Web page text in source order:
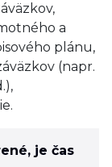
a
plánu,
(napr.
je čas